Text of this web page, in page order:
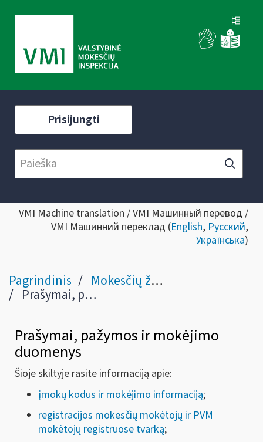
Prisijungti
VMI Machine translation / VMI Машинный перевод /
VMI Машинний переклад (English, Русский,
Українська)
Pagrindinis Mokesčių žinynas
Prašymai, pažymos ir mokėjimo duomenys
Prašymai, pažymos ir mokėjimo
duomenys
Šioje skiltyje rasite informaciją apie:
įmokų kodus ir mokėjimo informaciją;
registracijos mokesčių mokėtojų ir PVM
mokėtojų registruose tvarką;